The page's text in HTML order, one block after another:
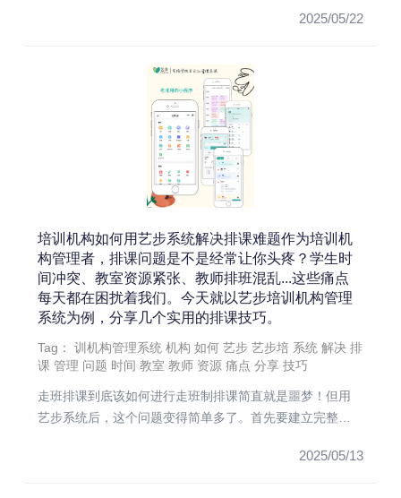
2025/05/22
培训机构如何用艺步系统解决排课难题作为培训机
构管理者，排课问题是不是经常让你头疼？学生时
间冲突、教室资源紧张、教师排班混乱...这些痛点
每天都在困扰着我们。今天就以艺步培训机构管理
系统为例，分享几个实用的排课技巧。
Tag：训机构管理系统 机构 如何 艺步 艺步培 系统 解决 排
课 管理 问题 时间 教室 教师 资源 痛点 分享 技巧
走班排课到底该如何进行走班制排课简直就是噩梦！但用
艺步系统后，这个问题变得简单多了。首先要建立完整
2025/05/13